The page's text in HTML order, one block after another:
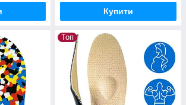
Купити
Топ